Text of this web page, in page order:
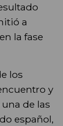
a
la fase
los
y
de las
español,